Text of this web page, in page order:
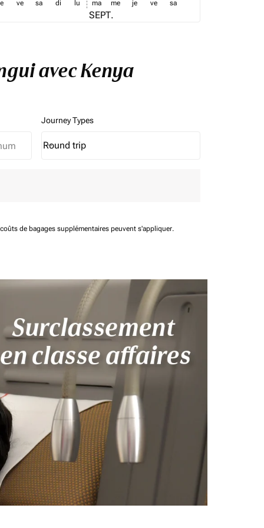
ve sa di lu ma
SEPT.
me je ve sa
avec Kenya
Journey Types
Journey Types option Round trip Selected
Round trip
keyboard_arrow_down
de bagages supplémentaires peuvent s'appliquer.